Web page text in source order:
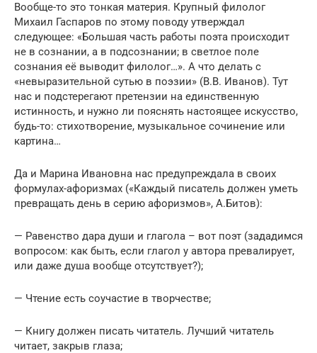
Вообще-то это тонкая материя. Крупный филолог
Михаил Гаспаров по этому поводу утверждал
следующее: «Большая часть работы поэта происходит
не в сознании, а в подсознании; в светлое поле
сознания её выводит филолог…». А что делать с
«невыразительной сутью в поэзии» (В.В. Иванов). Тут
нас и подстерегают претензии на единственную
истинность, и нужно ли пояснять настоящее искусство,
будь-то: стихотворение, музыкальное сочинение или
картина…
Да и Марина Ивановна нас предупреждала в своих
формулах-афоризмах («Каждый писатель должен уметь
превращать день в серию афоризмов», А.Битов):
— Равенство дара души и глагола – вот поэт (зададимся
вопросом: как быть, если глагол у автора превалирует,
или даже душа вообще отсутствует?);
— Чтение есть соучастие в творчестве;
— Книгу должен писать читатель. Лучший читатель
читает, закрыв глаза;